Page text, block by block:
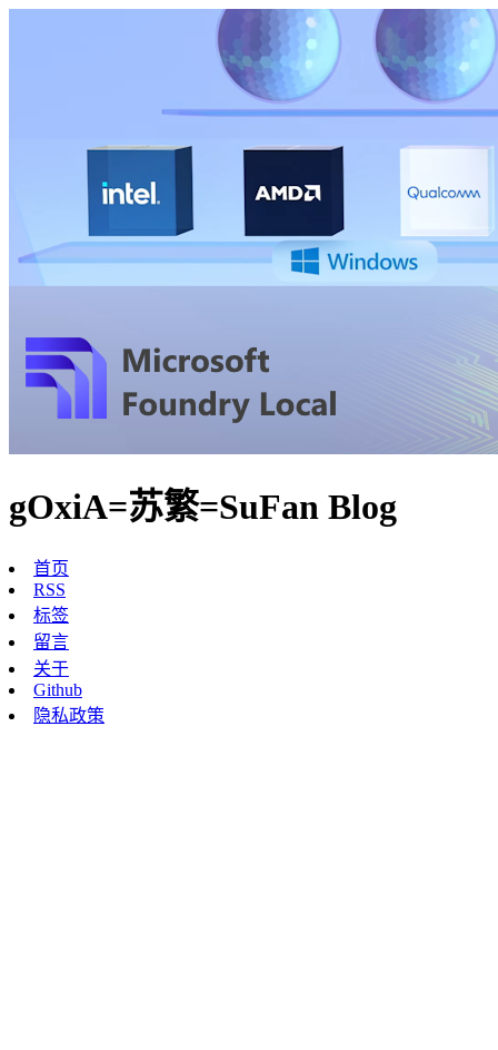
gOxiA=苏繁=SuFan Blog
首页
RSS
标签
留言
关于
Github
隐私政策